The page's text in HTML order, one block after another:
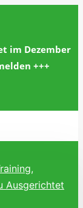
im Dezember
+++
Ausgerichtet